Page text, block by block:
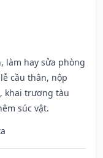
làm hay sửa phòng
cầu thân, nộp
khai trương tàu
súc vật.